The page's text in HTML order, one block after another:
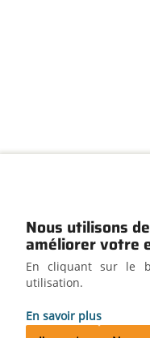
Nous utilisons
améliorer votre
En cliquant sur le
utilisation.
En savoir plus